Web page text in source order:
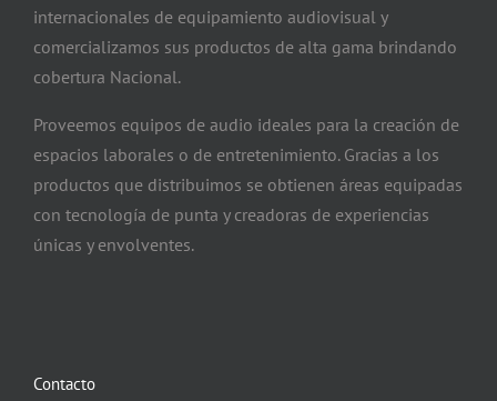
internacionales de equipamiento audiovisual y
comercializamos sus productos de alta gama brindando
cobertura Nacional.
Proveemos equipos de audio ideales para la creación de
espacios laborales o de entretenimiento. Gracias a los
productos que distribuimos se obtienen áreas equipadas
con tecnología de punta y creadoras de experiencias
únicas y envolventes.
Contacto